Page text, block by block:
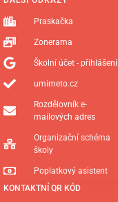
KONTAKTNÍ QR KÓD
Praskačka
Zonerama
Školní účet - přihlášení
umimeto.cz
Rozdělovník e-
mailových adres
Organizační schéma
školy
Poplatkový asistent